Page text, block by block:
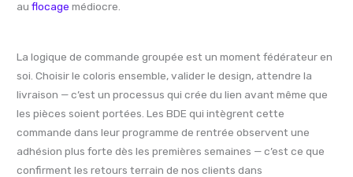
auflocagemédiocre.
La logique de commande groupée est un moment fédérateur en
soi. Choisir le coloris ensemble, valider le design, attendre la
livraison — c’est un processus qui crée du lien avant même que
les pièces soient portées. Les BDE qui intègrent cette
commande dans leur programme de rentrée observent une
adhésion plus forte dès les premières semaines — c’est ce que
confirment les retours terrain de nos clients dans